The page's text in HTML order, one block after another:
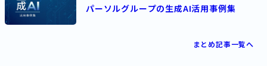
パーソルグループの生成AI活用事例集
まとめ記事一覧へ